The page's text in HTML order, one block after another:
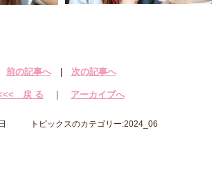
前の記事へ| 次の記事へ
戻 る ｜ アーカイブへ
トピックスのカテゴリー:2024_06